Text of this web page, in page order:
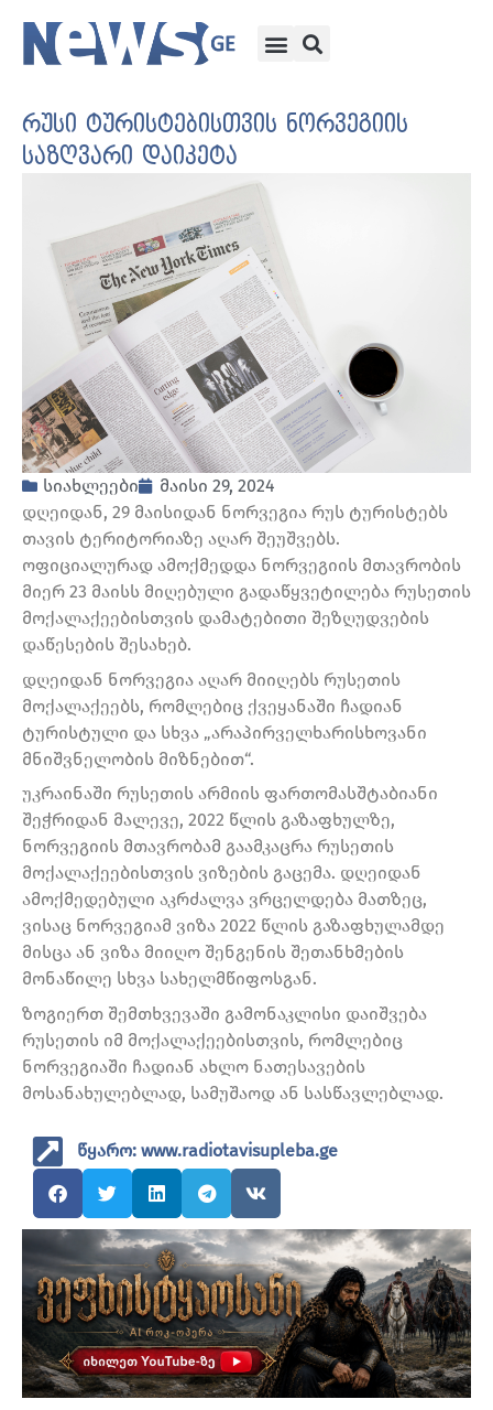
რუსი ტურისტებისთვის ნორვეგიის
საზღვარი დაიკეტა
სიახლეები
მაისი 29, 2024
დღეიდან, 29 მაისიდან ნორვეგია რუს ტურისტებს
თავის ტერიტორიაზე აღარ შეუშვებს.
ოფიციალურად ამოქმედდა ნორვეგიის მთავრობის
მიერ 23 მაისს მიღებული გადაწყვეტილება რუსეთის
მოქალაქეებისთვის დამატებითი შეზღუდვების
დაწესების შესახებ.
დღეიდან ნორვეგია აღარ მიიღებს რუსეთის
მოქალაქეებს, რომლებიც ქვეყანაში ჩადიან
ტურისტული და სხვა „არაპირველხარისხოვანი
მნიშვნელობის მიზნებით“.
უკრაინაში რუსეთის არმიის ფართომასშტაბიანი
შეჭრიდან მალევე, 2022 წლის გაზაფხულზე,
ნორვეგიის მთავრობამ გაამკაცრა რუსეთის
მოქალაქეებისთვის ვიზების გაცემა. დღეიდან
ამოქმედებული აკრძალვა ვრცელდება მათზეც,
ვისაც ნორვეგიამ ვიზა 2022 წლის გაზაფხულამდე
მისცა ან ვიზა მიიღო შენგენის შეთანხმების
მონაწილე სხვა სახელმწიფოსგან.
ზოგიერთ შემთხვევაში გამონაკლისი დაიშვება
რუსეთის იმ მოქალაქეებისთვის, რომლებიც
ნორვეგიაში ჩადიან ახლო ნათესავების
მოსანახულებლად, სამუშაოდ ან სასწავლებლად.
წყარო: www.radiotavisupleba.ge